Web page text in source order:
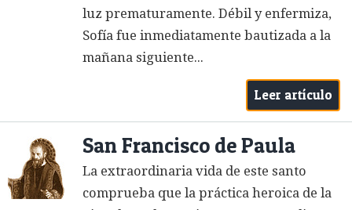
luz prematuramente. Débil y enfermiza,
Sofía fue inmediatamente bautizada a la
mañana siguiente...
Leer artículo
San Francisco de Paula
La extraordinaria vida de este santo
comprueba que la práctica heroica de la